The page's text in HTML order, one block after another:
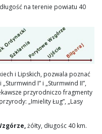
na terenie powiatu 40
i Lipskich, pozwala poznać
I” i „Sturmwind II”,
przyrodniczo fragmenty
„Imielity Ług”, „Lasy
żółty, długośc 40 km.